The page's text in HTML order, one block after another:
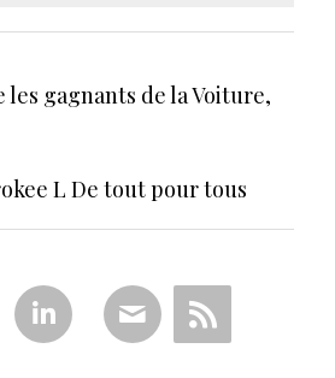
les gagnants de la Voiture,
L De tout pour tous